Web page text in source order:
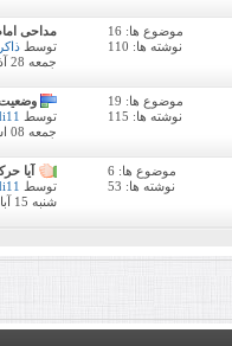
موضوع ها: 16
نوشته ها: 110
مداحی
توسط
جمعه 28 آذر 99,
موضوع ها: 19
نوشته ها: 115
وضعیت
توسط
جمعه 08 اسفند 99,
موضوع ها: 6
نوشته ها: 53
آیا
توسط
شنبه 15 آبان 95,